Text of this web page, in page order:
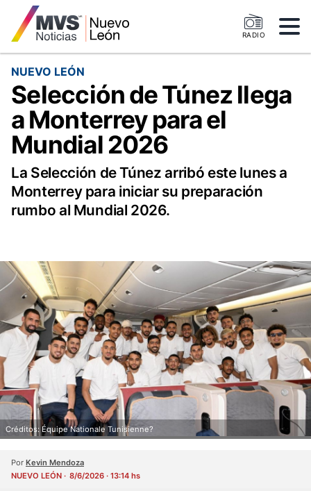
RADIO
NUEVO LEÓN
Selección de Túnez llega
a Monterrey para el
Mundial 2026
La Selección de Túnez arribó este lunes a
Monterrey para iniciar su preparación
rumbo al Mundial 2026.
Créditos: Équipe Nationale Tunisienne?
Por Kevin Mendoza
NUEVO LEÓN
8/6/2026 · 13:14 hs